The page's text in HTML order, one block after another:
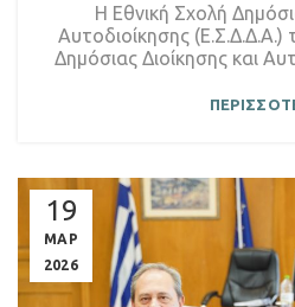
Η Εθνική Σχολή
Αυτοδιοίκησης (Ε.Σ.Δ.Δ.Α.)
Δημόσιας Διοίκησης και
19
ΜΑΡ
2026